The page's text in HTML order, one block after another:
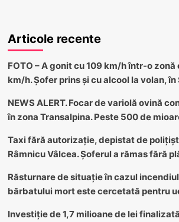
Articole recente
FOTO – A gonit cu 109 km/h într-o
km/h. Șofer prins și cu alcool la volan, în
NEWS ALERT. Focar de variolă ovină
în zona Transalpina. Peste 500 de
Taxi fără autorizație, depistat de polițiști
Râmnicu Vâlcea. Șoferul a rămas fără
Răsturnare de situație în cazul
bărbatului mort este cercetată pentru
Investiție de 1,7 milioane de lei